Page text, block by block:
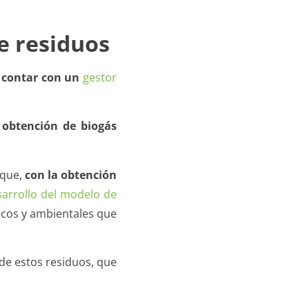
residuos
con un gestor
de biogás
con la obtención
del modelo de
y ambientales que
estos residuos, que